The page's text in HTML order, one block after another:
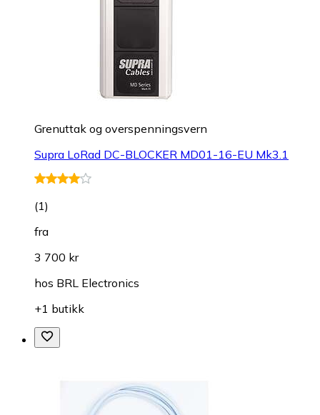
Grenuttak og overspenningsvern
Supra LoRad DC-BLOCKER MD01-16-EU Mk3.1
(1)
fra
3 700 kr
hos BRL Electronics
+1 butikk